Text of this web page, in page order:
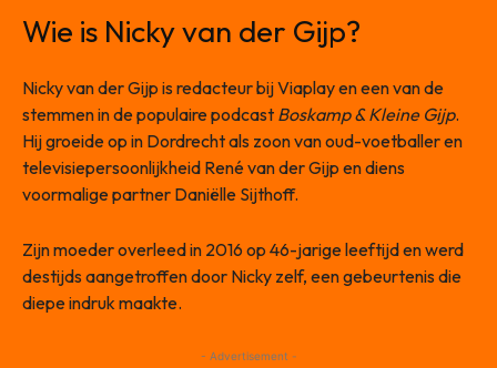
Wie is Nicky van der Gijp?
Nicky van der Gijp is redacteur bij Viaplay en een van de
stemmen in de populaire podcast Boskamp & Kleine Gijp.
Hij groeide op in Dordrecht als zoon van oud-voetballer en
televisiepersoonlijkheid René van der Gijp en diens
voormalige partner Daniëlle Sijthoff.
Zijn moeder overleed in 2016 op 46-jarige leeftijd en werd
destijds aangetroffen door Nicky zelf, een gebeurtenis die
diepe indruk maakte.
- Advertisement -